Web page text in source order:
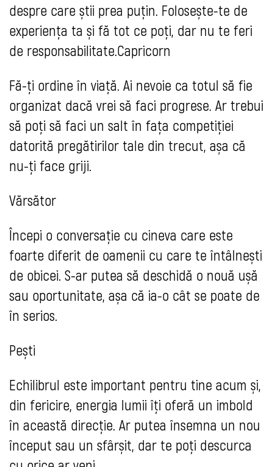
despre care știi prea puțin. Folosește-te de
experiența ta și fă tot ce poți, dar nu te feri
de responsabilitate.Capricorn
Fă-ți ordine în viață. Ai nevoie ca totul să fie
organizat dacă vrei să faci progrese. Ar trebui
să poți să faci un salt în fața competiției
datorită pregătirilor tale din trecut, așa că
nu-ți face griji.
Vărsător
Începi o conversație cu cineva care este
foarte diferit de oamenii cu care te întâlnești
de obicei. S-ar putea să deschidă o nouă ușă
sau oportunitate, așa că ia-o cât se poate de
în serios.
Pești
Echilibrul este important pentru tine acum și,
din fericire, energia lumii îți oferă un imbold
în această direcție. Ar putea însemna un nou
început sau un sfârșit, dar te poți descurca